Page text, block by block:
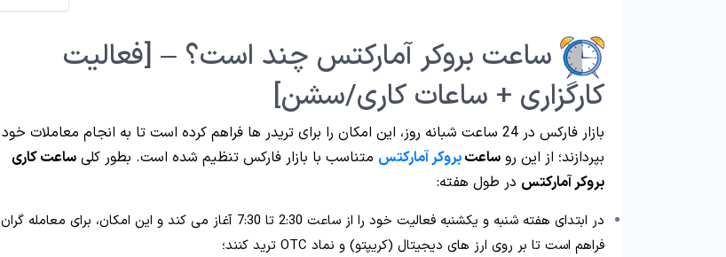
ساعت بروکر آمارکتس چند است؟ – [فعالیت
کارگزاری + ساعات کاری/سشن]
بازار فارکس در 24 ساعت شبانه روز، این امکان را برای تریدر ها فراهم کرده است تا به انجام معاملات خود
بپردازند؛ از این رو ساعتبروکر آمارکتس متناسب با بازار فارکس تنظیم شده است. بطور کلی ساعت کاری
بروکر آمارکتس در طول هفته:
در ابتدای هفته شنبه و یکشنبه فعالیت خود را از ساعت 2:30 تا 7:30 آغاز می کند و این امکان، برای معامله گران
فراهم است تا بر روی ارز های دیجیتال (کریپتو) و نماد OTC ترید کنند؛